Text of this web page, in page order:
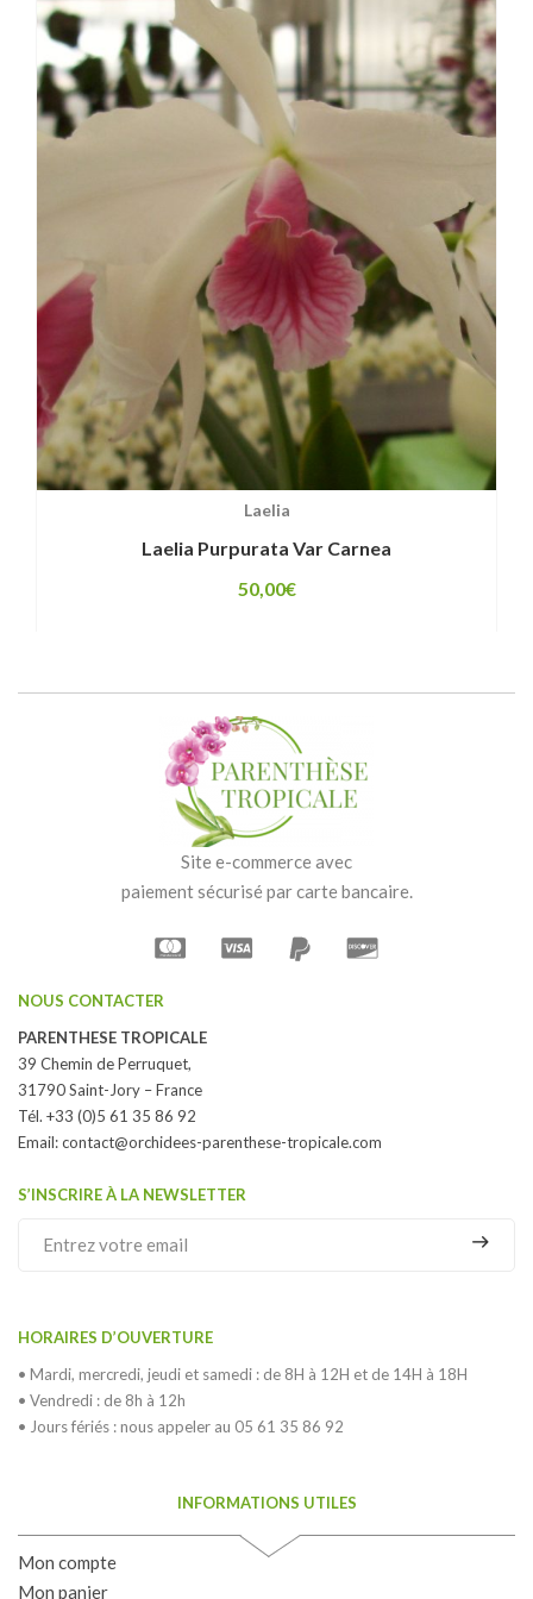
Laelia
Laelia Purpurata Var Carnea
50,00€
Site e-commerce avec
paiement sécurisé par carte bancaire.
NOUS CONTACTER
PARENTHESE TROPICALE
39 Chemin de Perruquet,
31790 Saint-Jory – France
Tél. +33 (0)5 61 35 86 92
Email:contact@orchidees-parenthese-tropicale.com
S’INSCRIRE À LA NEWSLETTER
HORAIRES D’OUVERTURE
• Mardi, mercredi, jeudi et samedi : de 8H à 12H et de 14H à 18H
• Vendredi : de 8h à 12h
• Jours fériés : nous appeler au 05 61 35 86 92
INFORMATIONS UTILES
Mon compte
Mon panier